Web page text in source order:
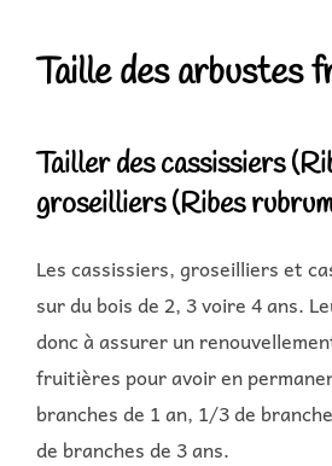
Taille des arbustes
Tailler des cassissiers
groseilliers (Ribes
Les cassissiers, groseilliers et
sur du bois de 2, 3 voire 4 ans.
donc à assurer un
fruitières pour avoir en
branches de 1 an, 1/3 de
de branches de 3 ans.